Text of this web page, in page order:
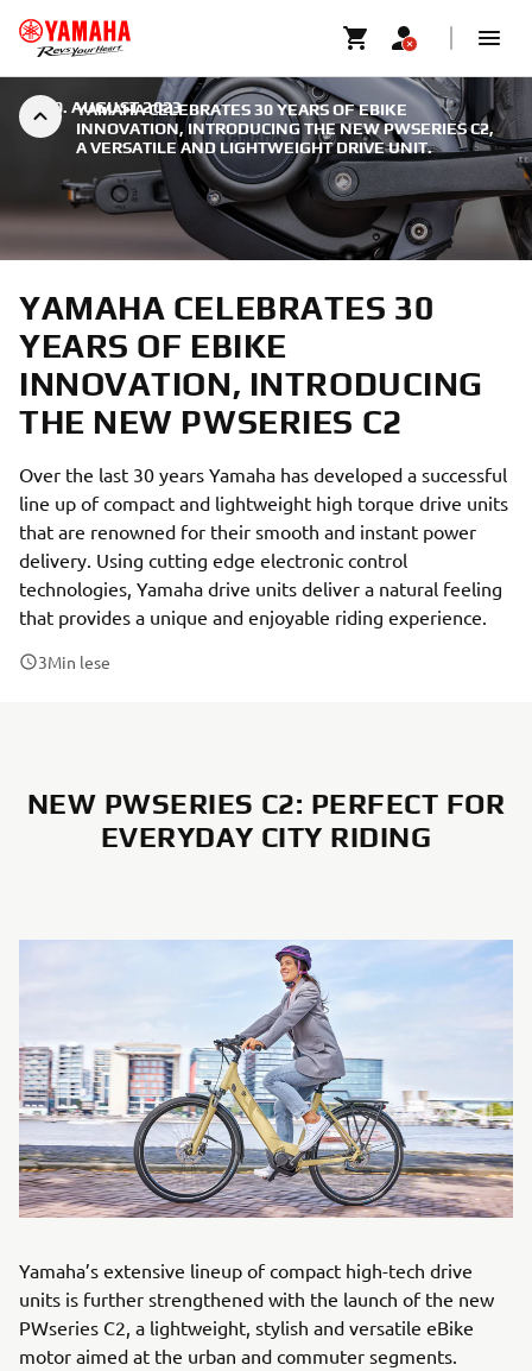
YAMAHA CELEBRATES 30 YEARS OF EBIKE
INNOVATION, INTRODUCING THE NEW PWSERIES C2,
A VERSATILE AND LIGHTWEIGHT DRIVE UNIT.
30. AUGUST 2023
YAMAHA CELEBRATES 30
YEARS OF EBIKE
INNOVATION, INTRODUCING
THE NEW PWSERIES C2
Over the last 30 years Yamaha has developed a successful
line up of compact and lightweight high torque drive units
that are renowned for their smooth and instant power
delivery. Using cutting edge electronic control
technologies, Yamaha drive units deliver a natural feeling
that provides a unique and enjoyable riding experience.
3Min lese
NEW PWSERIES C2: PERFECT FOR
EVERYDAY CITY RIDING
Yamaha’s extensive lineup of compact high-tech drive
units is further strengthened with the launch of the new
PWseries C2, a lightweight, stylish and versatile eBike
motor aimed at the urban and commuter segments.